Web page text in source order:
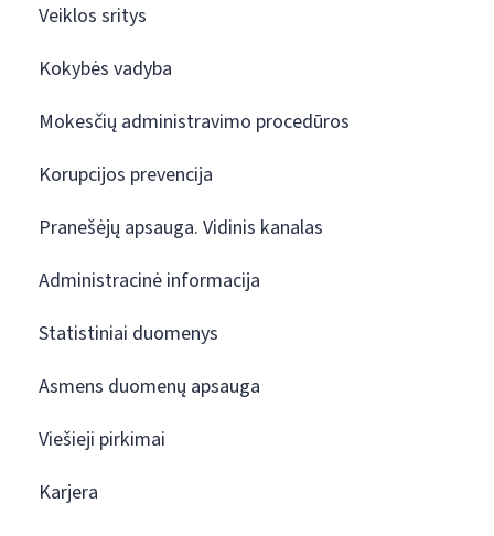
Veiklos sritys
Kokybės vadyba
Mokesčių administravimo procedūros
Korupcijos prevencija
Pranešėjų apsauga. Vidinis kanalas
Administracinė informacija
Statistiniai duomenys
Asmens duomenų apsauga
Viešieji pirkimai
Karjera